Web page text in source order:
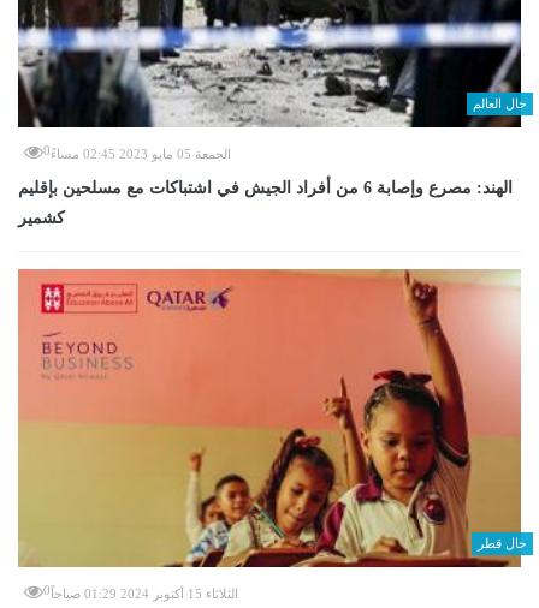
حال العالم
الجمعة 05 مايو 2023 02:45 مساءً 0
الهند: مصرع وإصابة 6 من أفراد الجيش في اشتباكات مع مسلحين بإقليم
كشمير
حال قطر
الثلاثاء 15 أكتوبر 2024 01:29 صباحاً 0